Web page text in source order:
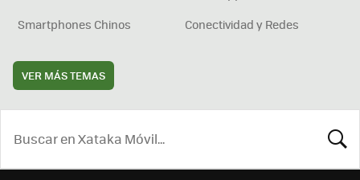
Smartphones Chinos
Conectividad y Redes
VER MÁS TEMAS